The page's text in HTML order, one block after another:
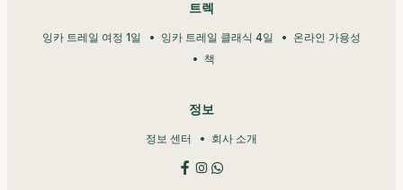
트렉
잉카 트레일 여정 1일 잉카 트레일 클래식 4일
온라인 가용성
책
정보
정보 센터 회사 소개